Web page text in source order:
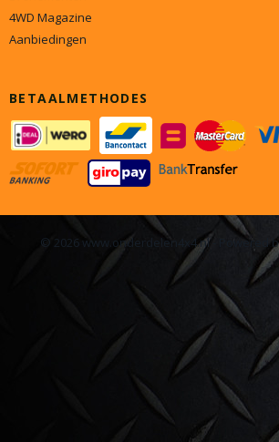
4WD Magazine
Aanbiedingen
BETAALMETHODES
© 2026 www.onderdelen4x4.nl - Powered